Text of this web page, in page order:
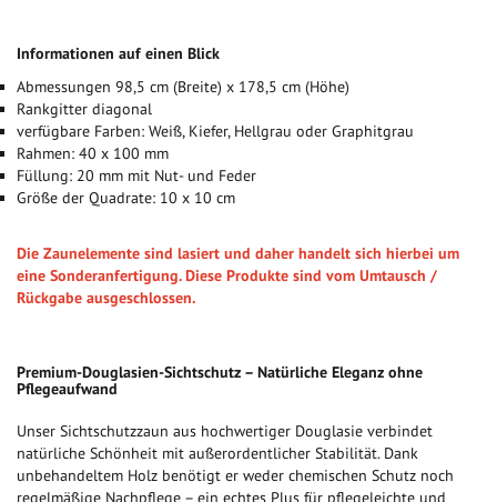
Informationen auf einen Blick
Abmessungen 98,5 cm (Breite) x 178,5 cm (Höhe)
Rankgitter diagonal
verfügbare Farben: Weiß, Kiefer, Hellgrau oder Graphitgrau
Rahmen: 40 x 100 mm
Füllung: 20 mm mit Nut- und Feder
Größe der Quadrate: 10 x 10 cm
Die Zaunelemente sind lasiert und daher handelt sich hierbei um
eine Sonderanfertigung. Diese Produkte sind vom Umtausch /
Rückgabe ausgeschlossen.
Premium-Douglasien-Sichtschutz – Natürliche Eleganz ohne
Pflegeaufwand
Unser Sichtschutzzaun aus hochwertiger Douglasie verbindet
natürliche Schönheit mit außerordentlicher Stabilität. Dank
unbehandeltem Holz benötigt er weder chemischen Schutz noch
regelmäßige Nachpflege – ein echtes Plus für pflegeleichte und